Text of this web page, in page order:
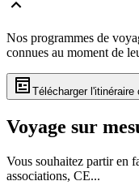
Nos programmes de
connues au moment de
Télécharger l'itinéraire
Voyage sur
Vous souhaitez partir en
associations, CE...